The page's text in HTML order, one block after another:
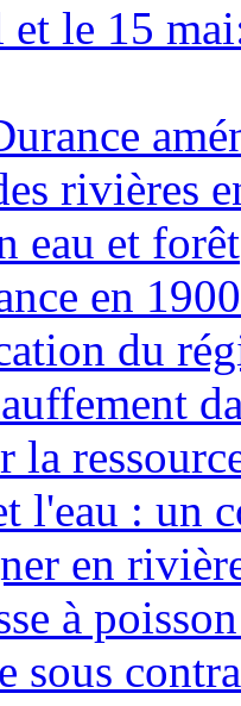
le 15
rivières
eau et forêt
en 1900
du
la
l'eau : un
en
à
sous